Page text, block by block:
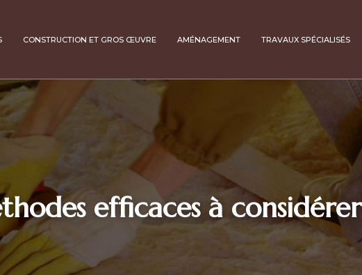
CONSTRUCTION ET GROS ŒUVRE AMÉNAGEMENT TRAVAUX SPÉCIALISÉS
efficaces à considérer